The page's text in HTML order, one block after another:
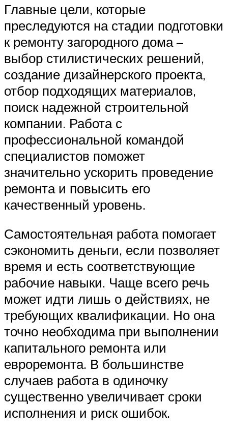
Главные цели, которые
преследуются на стадии подготовки
к ремонту загородного дома –
выбор стилистических решений,
создание дизайнерского проекта,
отбор подходящих материалов,
поиск надежной строительной
компании. Работа с
профессиональной командой
специалистов поможет
значительно ускорить проведение
ремонта и повысить его
качественный уровень.
Самостоятельная работа помогает
сэкономить деньги, если позволяет
время и есть соответствующие
рабочие навыки. Чаще всего речь
может идти лишь о действиях, не
требующих квалификации. Но она
точно необходима при выполнении
капитального ремонта или
евроремонта. В большинстве
случаев работа в одиночку
существенно увеличивает сроки
исполнения и риск ошибок.